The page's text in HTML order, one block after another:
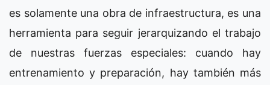
es solamente una obra de infraestructura, es una
herramienta para seguir jerarquizando el trabajo
de nuestras fuerzas especiales: cuando hay
entrenamiento y preparación, hay también más